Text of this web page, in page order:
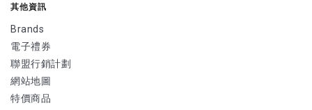
其他資訊
Brands
電子禮券
聯盟行銷計劃
網站地圖
特價商品